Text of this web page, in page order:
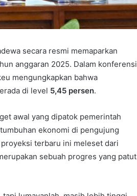
secara resmi memaparkan
anggaran 2025. Dalam konferensi
mengungkapkan bahwa
di level 5,45 persen.
awal yang dipatok pemerintah
ekonomi di pengujung
terbaru ini meleset dari
sebuah progres yang patut